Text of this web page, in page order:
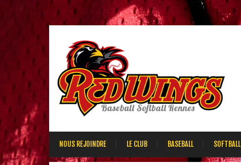
NOUS REJOINDRE LE CLUB BASEBALL SOFTBALL